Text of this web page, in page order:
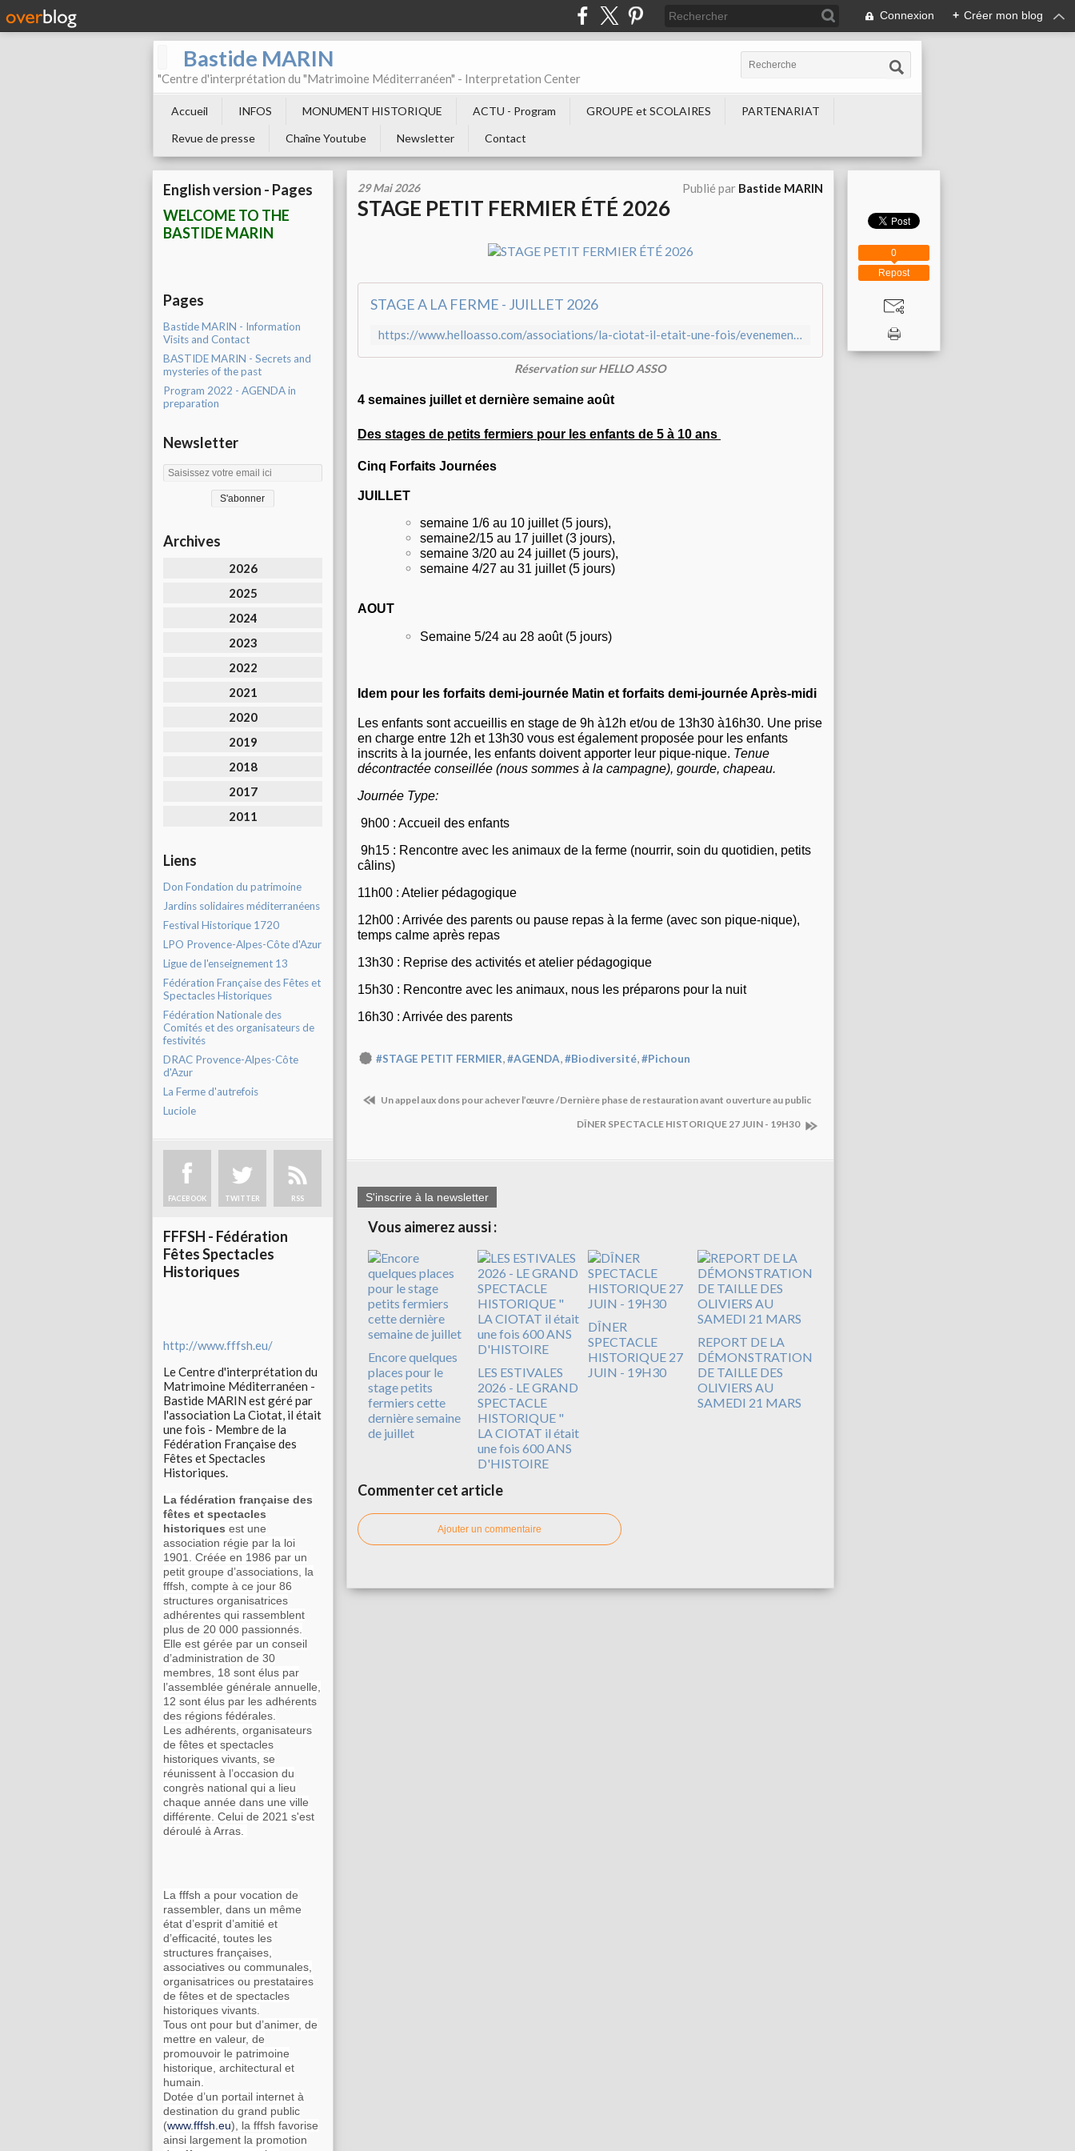
Connexion + Créer mon blog
Bastide MARIN
"Centre d'interprétation du "Matrimoine Méditerranéen" - Interpretation Center
Accueil INFOS MONUMENT HISTORIQUE ACTU - Program GROUPE et SCOLAIRES
PARTENARIAT
Revue de presse
Chaîne Youtube Newsletter Contact
English version - Pages
WELCOME TO THE
BASTIDE MARIN
Pages
Bastide MARIN - Information
Visits and Contact
BASTIDE MARIN - Secrets and
mysteries of the past
Program 2022 - AGENDA in
preparation
Newsletter
Archives
2026
2025
2024
2023
2022
2021
2020
2019
2018
2017
2011
Liens
Don Fondation du patrimoine
Jardins solidaires méditerranéens
Festival Historique 1720
LPO Provence-Alpes-Côte d'Azur
Ligue de l'enseignement 13
Fédération Française des Fêtes et
Spectacles Historiques
Fédération Nationale des
Comités et des organisateurs de
festivités
DRAC Provence-Alpes-Côte
d'Azur
La Ferme d'autrefois
Luciole
FACEBOOK TWITTER RSS
FFFSH - Fédération
Fêtes Spectacles
Historiques
http://www.fffsh.eu/
Le Centre d'interprétation du
Matrimoine Méditerranéen -
Bastide MARIN est géré par
l'association La Ciotat, il était
une fois - Membre de la
Fédération Française des
Fêtes et Spectacles
Historiques.
La fédération française des
fêtes et spectacles
historiques est une
association régie par la loi
1901. Créée en 1986 par un
petit groupe d’associations, la
fffsh, compte à ce jour 86
structures organisatrices
adhérentes qui rassemblent
plus de 20 000 passionnés.
Elle est gérée par un conseil
d’administration de 30
membres, 18 sont élus par
l’assemblée générale annuelle,
12 sont élus par les adhérents
des régions fédérales.
Les adhérents, organisateurs
de fêtes et spectacles
historiques vivants, se
réunissent à l’occasion du
congrès national qui a lieu
chaque année dans une ville
différente. Celui de 2021 s'est
déroulé à Arras.
La fffsh a pour vocation de
rassembler, dans un même
état d’esprit d’amitié et
d’efficacité, toutes les
structures françaises,
associatives ou communales,
organisatrices ou prestataires
de fêtes et de spectacles
historiques vivants.
Tous ont pour but d’animer, de
mettre en valeur, de
promouvoir le patrimoine
historique, architectural et
humain.
Dotée d’un portail internet à
destination du grand public
(www.fffsh.eu), la fffsh favorise
ainsi largement la promotion
29 Mai 2026 Publié par Bastide MARIN
STAGE PETIT FERMIER ÉTÉ 2026
STAGE A LA FERME - JUILLET 2026
https://www.helloasso.com/associations/la-ciotat-il-etait-une-fois/evenements/stage-a-la-ferme-printemps-2026-2
Réservation sur HELLO ASSO
4 semaines juillet et dernière semaine août
Des stages de petits fermiers pour les enfants de 5 à 10 ans
Cinq Forfaits Journées
JUILLET
semaine 1/6 au 10 juillet (5 jours),
semaine2/15 au 17 juillet (3 jours),
semaine 3/20 au 24 juillet (5 jours),
semaine 4/27 au 31 juillet (5 jours)
AOUT
Semaine 5/24 au 28 août (5 jours)
Idem pour les forfaits demi-journée Matin et forfaits demi-journée Après-midi
Les enfants sont accueillis en stage de 9h à12h et/ou de 13h30 à16h30. Une prise
en charge entre 12h et 13h30 vous est également proposée pour les enfants
inscrits à la journée, les enfants doivent apporter leur pique-nique. Tenue
décontractée conseillée (nous sommes à la campagne), gourde, chapeau.
Journée Type:
9h00 : Accueil des enfants
9h15 : Rencontre avec les animaux de la ferme (nourrir, soin du quotidien, petits
câlins)
11h00 : Atelier pédagogique
12h00 : Arrivée des parents ou pause repas à la ferme (avec son pique-nique),
temps calme après repas
13h30 : Reprise des activités et atelier pédagogique
15h30 : Rencontre avec les animaux, nous les préparons pour la nuit
16h30 : Arrivée des parents
#STAGE PETIT FERMIER,#AGENDA,#Biodiversité,#Pichoun
Un appel aux dons pour achever l’œuvre /Dernière phase de restauration avant ouverture au public
DÎNER SPECTACLE HISTORIQUE 27 JUIN - 19H30
S'inscrire à la newsletter
Vous aimerez aussi :
Encore quelques
places pour le
stage petits
fermiers cette
dernière semaine
de juillet
LES ESTIVALES
2026 - LE GRAND
SPECTACLE
HISTORIQUE "
LA CIOTAT il était
une fois 600 ANS
D'HISTOIRE
DÎNER
SPECTACLE
HISTORIQUE 27
JUIN - 19H30
REPORT DE LA
DÉMONSTRATION
DE TAILLE DES
OLIVIERS AU
SAMEDI 21 MARS
Commenter cet article
Ajouter un commentaire
Repost
0